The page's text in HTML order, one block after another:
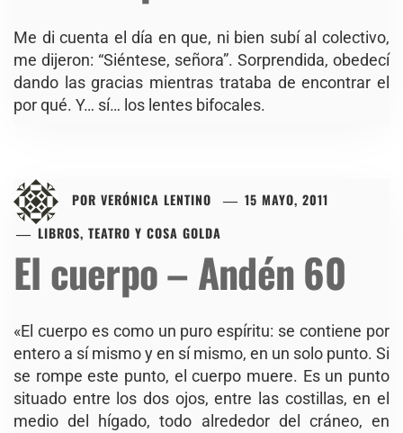
Me di cuenta el día en que, ni bien subí al colectivo,
me dijeron: “Siéntese, señora”. Sorprendida, obedecí
dando las gracias mientras trataba de encontrar el
por qué. Y… sí… los lentes bifocales.
POR VERÓNICA LENTINO
15 MAYO, 2011
LIBROS, TEATRO Y COSA GOLDA
El cuerpo – Andén 60
«El cuerpo es como un puro espíritu: se contiene por
entero a sí mismo y en sí mismo, en un solo punto. Si
se rompe este punto, el cuerpo muere. Es un punto
situado entre los dos ojos, entre las costillas, en el
medio del hígado, todo alrededor del cráneo, en